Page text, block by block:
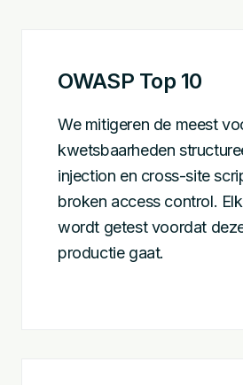
OWASP Top 10
We mitigeren de meest
kwetsbaarheden
injection en cross-site
broken access control.
wordt getest voordat
productie gaat.